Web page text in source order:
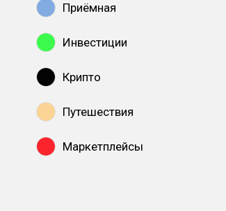
Приёмная
Инвестиции
Крипто
Путешествия
Маркетплейсы